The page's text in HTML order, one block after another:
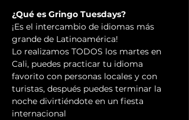
¿Qué es Gringo Tuesdays?
¡Es el intercambio de idiomas más
grande de Latinoamérica!
Lo realizamos TODOS los martes en
Cali, puedes practicar tu idioma
favorito con personas locales y con
turistas, después puedes terminar la
noche divirtiéndote en un fiesta
internacional